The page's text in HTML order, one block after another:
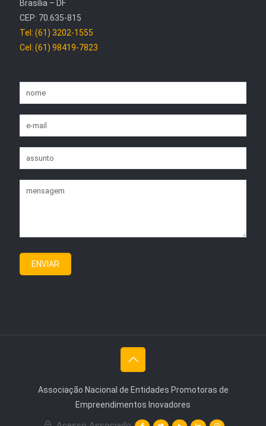
Brasília – DF
CEP: 70.635-815
Tel: (61) 3202-1555
Cel: (61) 98419-7823
Associação Nacional de Entidades Promotoras de
Empreendimentos Inovadores